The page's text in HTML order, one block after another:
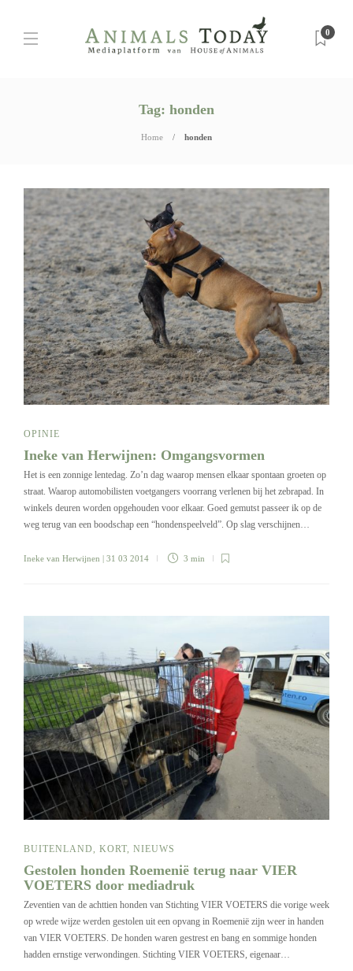
0
Tag: honden
Home honden
OPINIE
Ineke van Herwijnen: Omgangsvormen
Het is een zonnige lentedag. Zo’n dag waarop mensen elkaar spontaan groeten op
straat. Waarop automobilisten voetgangers voorrang verlenen bij het zebrapad. In
winkels deuren worden opgehouden voor elkaar. Goed gemutst passeer ik op de
weg terug van een boodschap een “hondenspeelveld”. Op slag verschijnen…
Ineke van Herwijnen | 31 03 2014 3 min
BUITENLAND, KORT, NIEUWS
Gestolen honden Roemenië terug naar VIER
VOETERS door mediadruk
Zeventien van de achttien honden van Stichting VIER VOETERS die vorige week
op wrede wijze werden gestolen uit een opvang in Roemenië zijn weer in handen
van VIER VOETERS. De honden waren gestrest en bang en sommige honden
hadden ernstige verwondingen. Stichting VIER VOETERS, eigenaar…